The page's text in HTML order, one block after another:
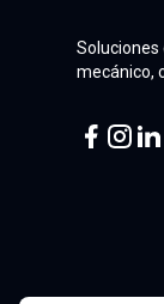
Soluciones
mecánico,